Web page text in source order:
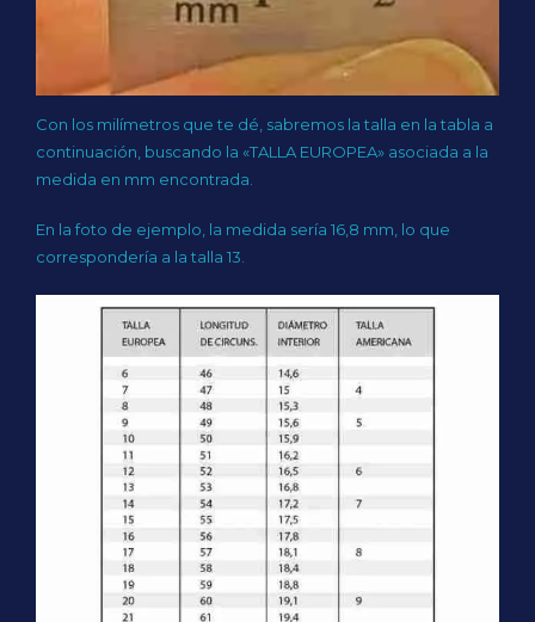
Con los milímetros que te dé, sabremos la talla en la tabla a
continuación, buscando la «TALLA EUROPEA» asociada a la
medida en mm encontrada.
En la foto de ejemplo, la medida sería 16,8 mm, lo que
correspondería a la talla 13.